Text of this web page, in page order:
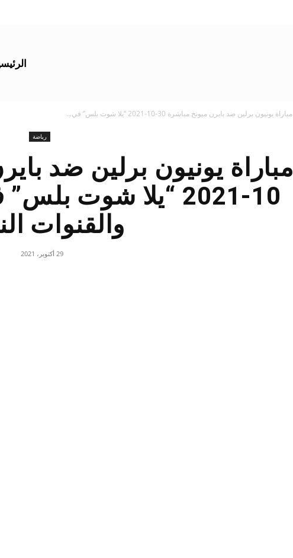
مباراة يونيون برلين ضد بايرن ميونخ مباشرة 30-10-2021 “يلا شوت بلس” في...
رياضة
10-2021 “يلا شوت
والقنوات
29 أكتوبر، 2021